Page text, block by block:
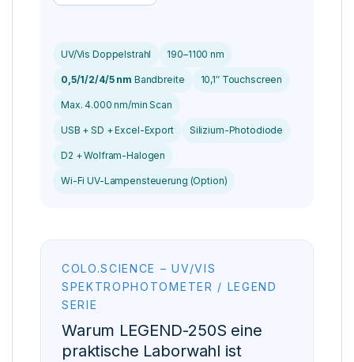
UV/Vis Doppelstrahl 190–1100 nm
0,5/1/2/4/5 nm Bandbreite 10,1″ Touchscreen
Max. 4.000 nm/min Scan
USB + SD + Excel-Export Silizium-Photodiode
D2 + Wolfram-Halogen
Wi-Fi UV-Lampensteuerung (Option)
COLO.SCIENCE – UV/VIS
SPEKTROPHOTOMETER / LEGEND
SERIE
Warum LEGEND-250S eine
praktische Laborwahl ist